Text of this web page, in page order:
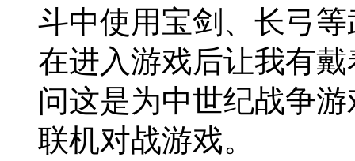
斗中使用宝剑、长弓
在进入游戏后让我有
问这是为中世纪战争
联机对战游戏。